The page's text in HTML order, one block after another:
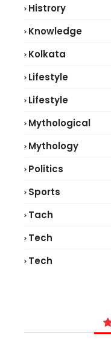
Histrory
Knowledge
Kolkata
Lifestyle
Lifestyle
Mythological
Mythology
Politics
Sports
Tach
Tech
Tech